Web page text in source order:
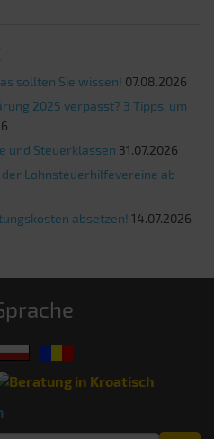
sollten Sie wissen! 07.08.2026
2025 verpasst? 3 Tipps, um
und Steuerklassen 31.07.2026
Lohnsteuerhilfevereine ab
absetzen! 14.07.2026